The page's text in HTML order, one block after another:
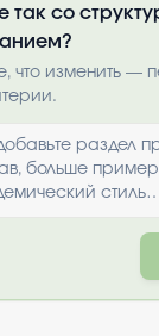
оплаты
так со
что изменить —